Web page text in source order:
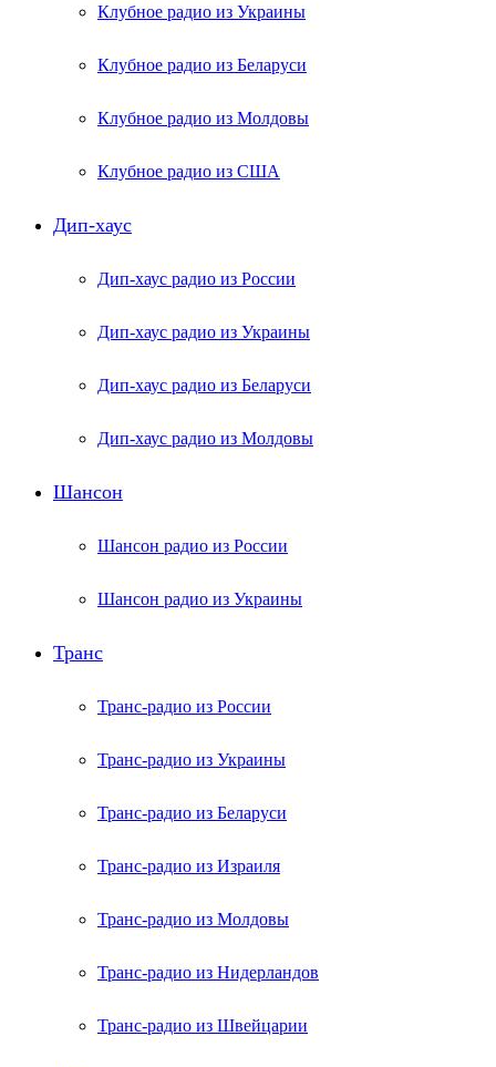
Клубное радио из Украины
Клубное радио из Беларуси
Клубное радио из Молдовы
Клубное радио из США
Дип-хаус
Дип-хаус радио из России
Дип-хаус радио из Украины
Дип-хаус радио из Беларуси
Дип-хаус радио из Молдовы
Шансон
Шансон радио из России
Шансон радио из Украины
Транс
Транс-радио из России
Транс-радио из Украины
Транс-радио из Беларуси
Транс-радио из Израиля
Транс-радио из Молдовы
Транс-радио из Нидерландов
Транс-радио из Швейцарии